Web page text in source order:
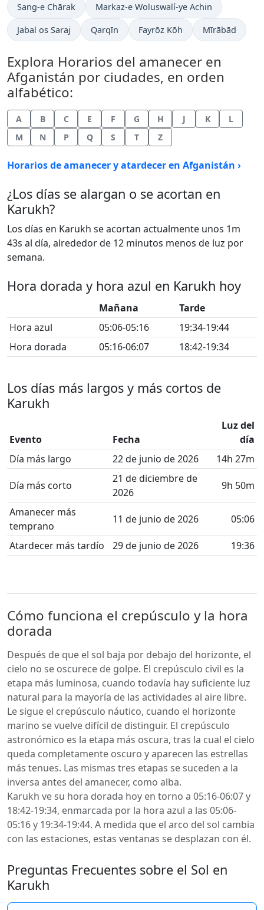
Sang-e Chārak Markaz-e Woluswalí-ye Achin
Jabal os Saraj Qarqīn Fayrōz Kōh Mīrābād
Explora Horarios del amanecer en
Afganistán por ciudades, en orden
alfabético:
A B C E F G H J K
L
M
N P Q S T Z
Horarios de amanecer y atardecer en Afganistán ›
¿Los días se alargan o se acortan en
Karukh?
Los días en Karukh se acortan actualmente unos 1m
43s al día, alrededor de 12 minutos menos de luz por
semana.
Hora dorada y hora azul en Karukh hoy
Mañana
Tarde
Hora azul
05:06-05:16
19:34-19:44
Hora dorada
05:16-06:07 18:42-19:34
Los días más largos y más cortos de
Karukh
Evento Fecha
Luz del
día
Día más largo
22 de junio de 2026 14h 27m
Día más corto
21 de diciembre de
2026
9h 50m
Amanecer más
temprano
11 de junio de 2026 05:06
Atardecer más tardío 29 de junio de 2026 19:36
Cómo funciona el crepúsculo y la hora
dorada
Después de que el sol baja por debajo del horizonte, el
cielo no se oscurece de golpe. El crepúsculo civil es la
etapa más luminosa, cuando todavía hay suficiente luz
natural para la mayoría de las actividades al aire libre.
Le sigue el crepúsculo náutico, cuando el horizonte
marino se vuelve difícil de distinguir. El crepúsculo
astronómico es la etapa más oscura, tras la cual el cielo
queda completamente oscuro y aparecen las estrellas
más tenues. Las mismas tres etapas se suceden a la
inversa antes del amanecer, como alba.
Karukh ve su hora dorada hoy en torno a 05:16-06:07 y
18:42-19:34, enmarcada por la hora azul a las 05:06-
05:16 y 19:34-19:44. A medida que el arco del sol cambia
con las estaciones, estas ventanas se desplazan con él.
Preguntas Frecuentes sobre el Sol en
Karukh